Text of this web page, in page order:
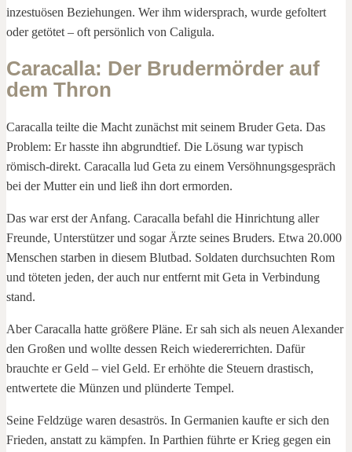
inzestuösen Beziehungen. Wer ihm widersprach, wurde gefoltert
oder getötet – oft persönlich von Caligula.
Caracalla: Der Brudermörder auf
dem Thron
Caracalla teilte die Macht zunächst mit seinem Bruder Geta. Das
Problem: Er hasste ihn abgrundtief. Die Lösung war typisch
römisch-direkt. Caracalla lud Geta zu einem Versöhnungsgespräch
bei der Mutter ein und ließ ihn dort ermorden.
Das war erst der Anfang. Caracalla befahl die Hinrichtung aller
Freunde, Unterstützer und sogar Ärzte seines Bruders. Etwa 20.000
Menschen starben in diesem Blutbad. Soldaten durchsuchten Rom
und töteten jeden, der auch nur entfernt mit Geta in Verbindung
stand.
Aber Caracalla hatte größere Pläne. Er sah sich als neuen Alexander
den Großen und wollte dessen Reich wiedererrichten. Dafür
brauchte er Geld – viel Geld. Er erhöhte die Steuern drastisch,
entwertete die Münzen und plünderte Tempel.
Seine Feldzüge waren desaströs. In Germanien kaufte er sich den
Frieden, anstatt zu kämpfen. In Parthien führte er Krieg gegen ein